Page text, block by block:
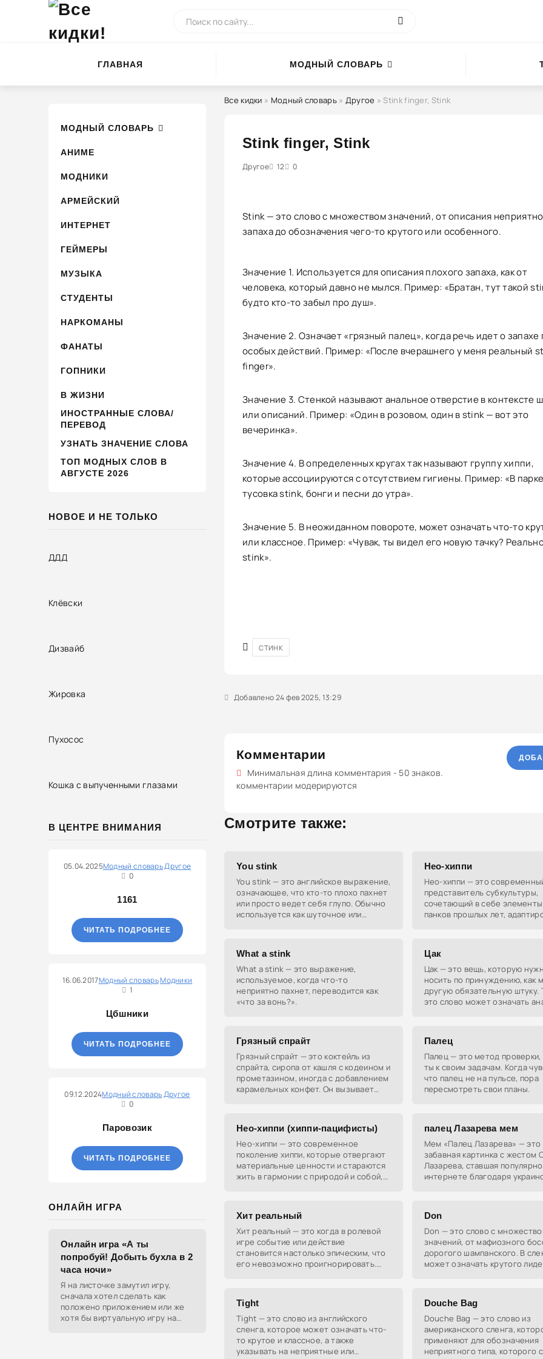
ГЛАВНАЯ МОДНЫЙ СЛОВАРЬ
МОДНЫЙ СЛОВАРЬ
АНИМЕ
МОДНИКИ
АРМЕЙСКИЙ
ИНТЕРНЕТ
ГЕЙМЕРЫ
МУЗЫКА
СТУДЕНТЫ
НАРКОМАНЫ
ФАНАТЫ
ГОПНИКИ
В ЖИЗНИ
ИНОСТРАННЫЕ СЛОВА/
ПЕРЕВОД
УЗНАТЬ ЗНАЧЕНИЕ СЛОВА
ТОП МОДНЫХ СЛОВ В
АВГУСТЕ 2026
НОВОЕ И НЕ ТОЛЬКО
ДДД
Клёвски
Дизвайб
Жировка
Пухосос
Кошка с выпученными глазами
В ЦЕНТРЕ ВНИМАНИЯ
05.04.2025Модный словарьДругое
0
1161
ЧИТАТЬ ПОДРОБНЕЕ
16.06.2017Модный словарьМодники
1
Цбшники
ЧИТАТЬ ПОДРОБНЕЕ
09.12.2024Модный словарьДругое
0
Паровозик
ЧИТАТЬ ПОДРОБНЕЕ
ОНЛАЙН ИГРА
Онлайн игра «А ты
попробуй! Добыть бухла в 2
часа ночи»
Я на листочке замутил игру,
сначала хотел сделать как
положено приложением или же
хотя бы виртуальную игру на
Все кидки » Модный словарь» Другое » Stink finger, Stink
Stink finger, Stink
Другое 12 0
2 3 4 5
Stink — это слово с множеством значений, от описания
запаха до обозначения чего-то крутого или особенного.
Значение 1. Используется для описания плохого запаха, как от
человека, который давно не мылся. Пример: «Братан, тут такой
будто кто-то забыл про душ».
Значение 2. Означает «грязный палец», когда речь идет о запахе
особых действий. Пример: «После вчерашнего у меня реальный
finger».
Значение 3. Стенкой называют анальное отверстие в контексте
или описаний. Пример: «Один в розовом, один в stink — вот это
вечеринка».
Значение 4. В определенных кругах так называют группу хиппи,
которые ассоциируются с отсутствием гигиены. Пример: «В
тусовка stink, бонги и песни до утра».
Значение 5. В неожиданном повороте, может означать что-то
или классное. Пример: «Чувак, ты видел его новую тачку?
stink».
СТИНК
Добавлено 24 фев 2025, 13:29
Комментарии
Минимальная длина комментария - 50 знаков.
комментарии модерируются
Смотрите также:
You stink
You stink — это английское выражение,
означающее, что кто-то плохо пахнет
или просто ведет себя глупо. Обычно
используется как шуточное или
Нео-хиппи
Нео-хиппи — это
представитель субкультуры,
сочетающий в себе элементы
панков прошлых лет,
What a stink
What a stink — это выражение,
используемое, когда что-то
неприятно пахнет, переводится как
«что за вонь?».
Цак
Цак — это вещь, которую
носить по принуждению, как
другую обязательную штуку.
это слово может означать
Грязный спрайт
Грязный спрайт — это коктейль из
спрайта, сиропа от кашля с кодеином и
прометазином, иногда с добавлением
карамельных конфет. Он вызывает
Палец
Палец — это метод проверки,
ты к своим задачам. Когда
что палец не на пульсе, пора
пересмотреть свои планы.
Нео-хиппи (хиппи-пацифисты)
Нео-хиппи — это современное
поколение хиппи, которые отвергают
материальные ценности и стараются
жить в гармонии с природой и собой,
палец Лазарева мем
Мем «Палец Лазарева» — это
забавная картинка с жестом
Лазарева, ставшая
интернете благодаря
Хит реальный
Хит реальный — это когда в ролевой
игре событие или действие
становится настолько эпическим, что
его невозможно проигнорировать.
Don
Don — это слово с
значений, от мафиозного
дорогого шампанского. В
может означать крутого
Tight
Tight — это слово из английского
сленга, которое может означать что-
то крутое и классное, а также
указывать на неприятные или
Douche Bag
Douche Bag — это слово из
американского сленга,
применяют для обозначения
неприятного типа, которого